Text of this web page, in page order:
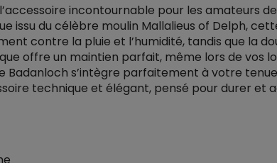
incontournable pour les amateurs
issu du célèbre moulin Mallalieus of Delph,
contre la pluie et l’humidité, tandis que la
offre un maintien parfait, même lors de vos
s’intègre parfaitement à votre
technique et élégant, pensé pour durer et